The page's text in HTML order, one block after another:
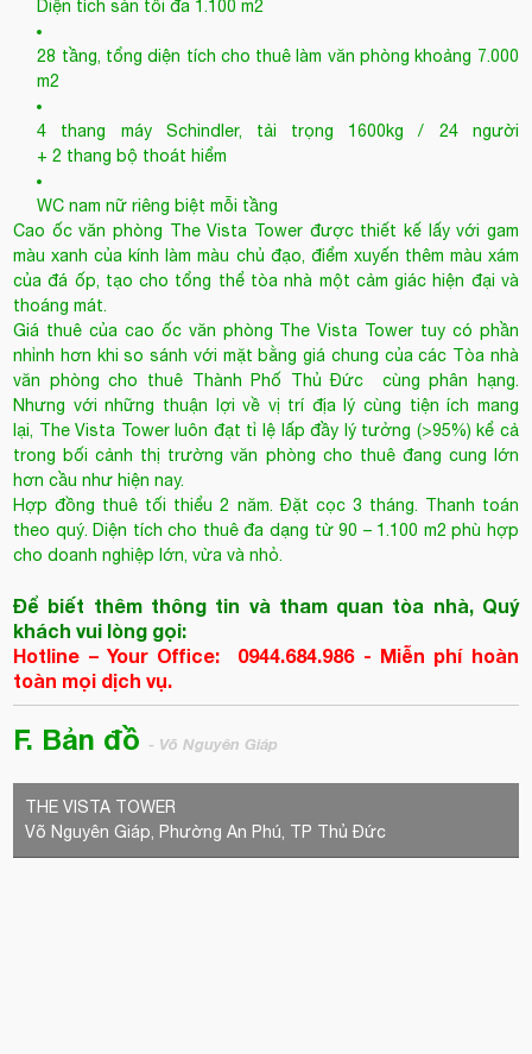
28 tầng, tổng diện tích cho thuê làm văn phòng khoảng 7.000
m2
4 thang máy Schindler, tải trọng 1600kg / 24 người
+ 2 thang bộ thoát hiểm
WC nam nữ riêng biệt mỗi tầng
Cao ốc văn phòng The Vista Tower được thiết kế lấy với gam
màu xanh của kính làm màu chủ đạo, điểm xuyến thêm màu xám
của đá ốp, tạo cho tổng thể tòa nhà một cảm giác hiện đại và
thoáng mát.
Giá thuê của cao ốc văn phòng The Vista Tower tuy có phần
nhỉnh hơn khi so sánh với mặt bằng giá chung của các
văn phòng cho thuê Thành Phố Thủ Đức
cùng phân hạng.
Nhưng với những thuận lợi về vị trí địa lý cùng tiện ích mang
lại, The Vista Tower luôn đạt tỉ lệ lấp đầy lý tưởng (>95%) kể cả
trong bối cảnh thị trường văn phòng cho thuê đang cung lớn
hơn cầu như hiện nay.
Hợp đồng thuê tối thiểu 2 năm. Đặt cọc 3 tháng. Thanh toán
theo quý. Diện tích cho thuê đa dạng từ 90 – 1.100 m2 phù hợp
cho doanh nghiệp lớn, vừa và nhỏ.
Để biết thêm thông tin và tham quan tòa nhà, Quý
Hotline – Your Office: 0944.684.986 - Miễn phí hoàn
toàn mọi dịch vụ.
F. Bản đồ
Võ Nguyên Giáp, Phường An Phú, TP Thủ Đức